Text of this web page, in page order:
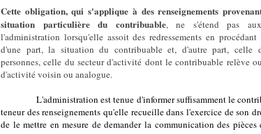
Cette obligation, qui s'applique à des renseignements
situation particulière du contribuable, ne s'étend pas
l'administration lorsqu'elle assoit des redressements en
d'une part, la situation du contribuable et, d'autre part, celle
personnes, celle du secteur d'activité dont le contribuable relève
d'activité voisin ou analogue.
L'administration est tenue d'informer suffisamment le
teneur des renseignements qu'elle recueille dans l'exercice de son
de le mettre en mesure de demander la communication des pièces